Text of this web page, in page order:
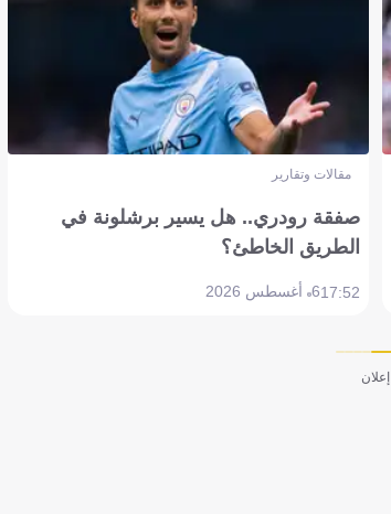
مقالات وتقارير
صفقة رودري.. هل يسير برشلونة في
الطريق الخاطئ؟
17:526 أغسطس 2026
إعلان